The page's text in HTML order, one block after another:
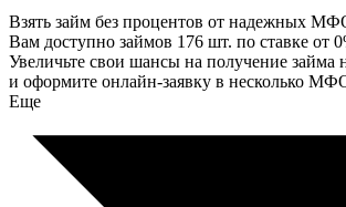
Взять займ без процентов от надежных
Вам доступно займов 176 шт. по ставке от
Увеличьте свои шансы на получение займа
и оформите онлайн-заявку в несколько
Еще